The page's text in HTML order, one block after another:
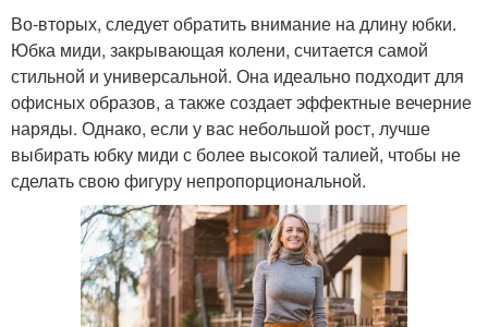
Во-вторых, следует обратить внимание на длину юбки.
Юбка миди, закрывающая колени, считается самой
стильной и универсальной. Она идеально подходит для
офисных образов, а также создает эффектные вечерние
наряды. Однако, если у вас небольшой рост, лучше
выбирать юбку миди с более высокой талией, чтобы не
сделать свою фигуру непропорциональной.